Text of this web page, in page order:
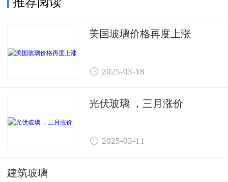
美国玻璃价格再度上涨
 2025-03-18
光伏玻璃 ，三月涨价
 2025-03-11
建筑玻璃